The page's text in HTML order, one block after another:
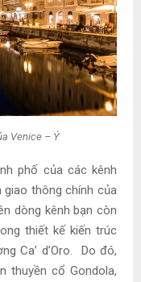
Venice – Ý
phố của các kênh
thông chính của
dòng kênh bạn còn
thiết kế kiến trúc
Ca’ d’Oro. Do đó,
thuyền cổ Gondola,